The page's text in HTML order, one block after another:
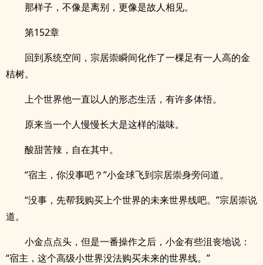
那样子，不像是离别，更像是故人相见。
第152章
回到系统空间，宗居崇瞬间化作了一棵足有一人高的金
桔树。
上个世界他一直以人的形态生活，有许多体悟。
原来当一个人慢慢长大是这样的滋味。
酸甜苦辣，自在其中。
“宿主，你没事吧？”小金球飞到宗居崇身旁问道。
“没事，先帮我购买上个世界的未来世界线吧。”宗居崇说
道。
小金点点头，但是一番操作之后，小金有些沮丧地说：
“宿主，这个高级小世界没法购买未来的世界线。”